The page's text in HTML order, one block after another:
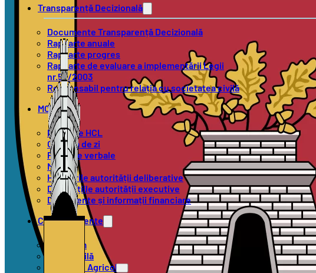
Transparență Decizională
Documente Transparență Decizională
Rapoarte anuale
Rapoarte progres
Rapoarte de evaluare a implementării Legii
nr.52/2003
Responsabil pentru relația cu societatea civilă
MOL
Proiecte HCL
Ordinea de zi
Procese verbale
Minute
Hotărârile autorității deliberative
Dispozițiile autorității executive
Documente și informații financiare
Compartimente
Urbanism
Stare Civilă
Registrul Agricol